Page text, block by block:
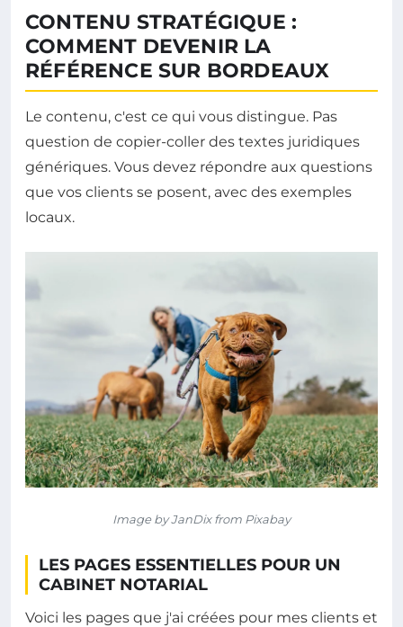
CONTENU STRATÉGIQUE :
COMMENT DEVENIR LA
RÉFÉRENCE SUR BORDEAUX
Le contenu, c'est ce qui vous distingue. Pas
question de copier-coller des textes juridiques
génériques. Vous devez répondre aux questions
que vos clients se posent, avec des exemples
locaux.
Image by JanDix from Pixabay
LES PAGES ESSENTIELLES POUR UN
CABINET NOTARIAL
Voici les pages que j'ai créées pour mes clients et